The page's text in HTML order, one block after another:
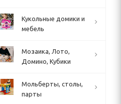
Кукольные домики и
мебель
Мозаика, Лото,
Домино, Кубики
Мольберты, столы,
парты